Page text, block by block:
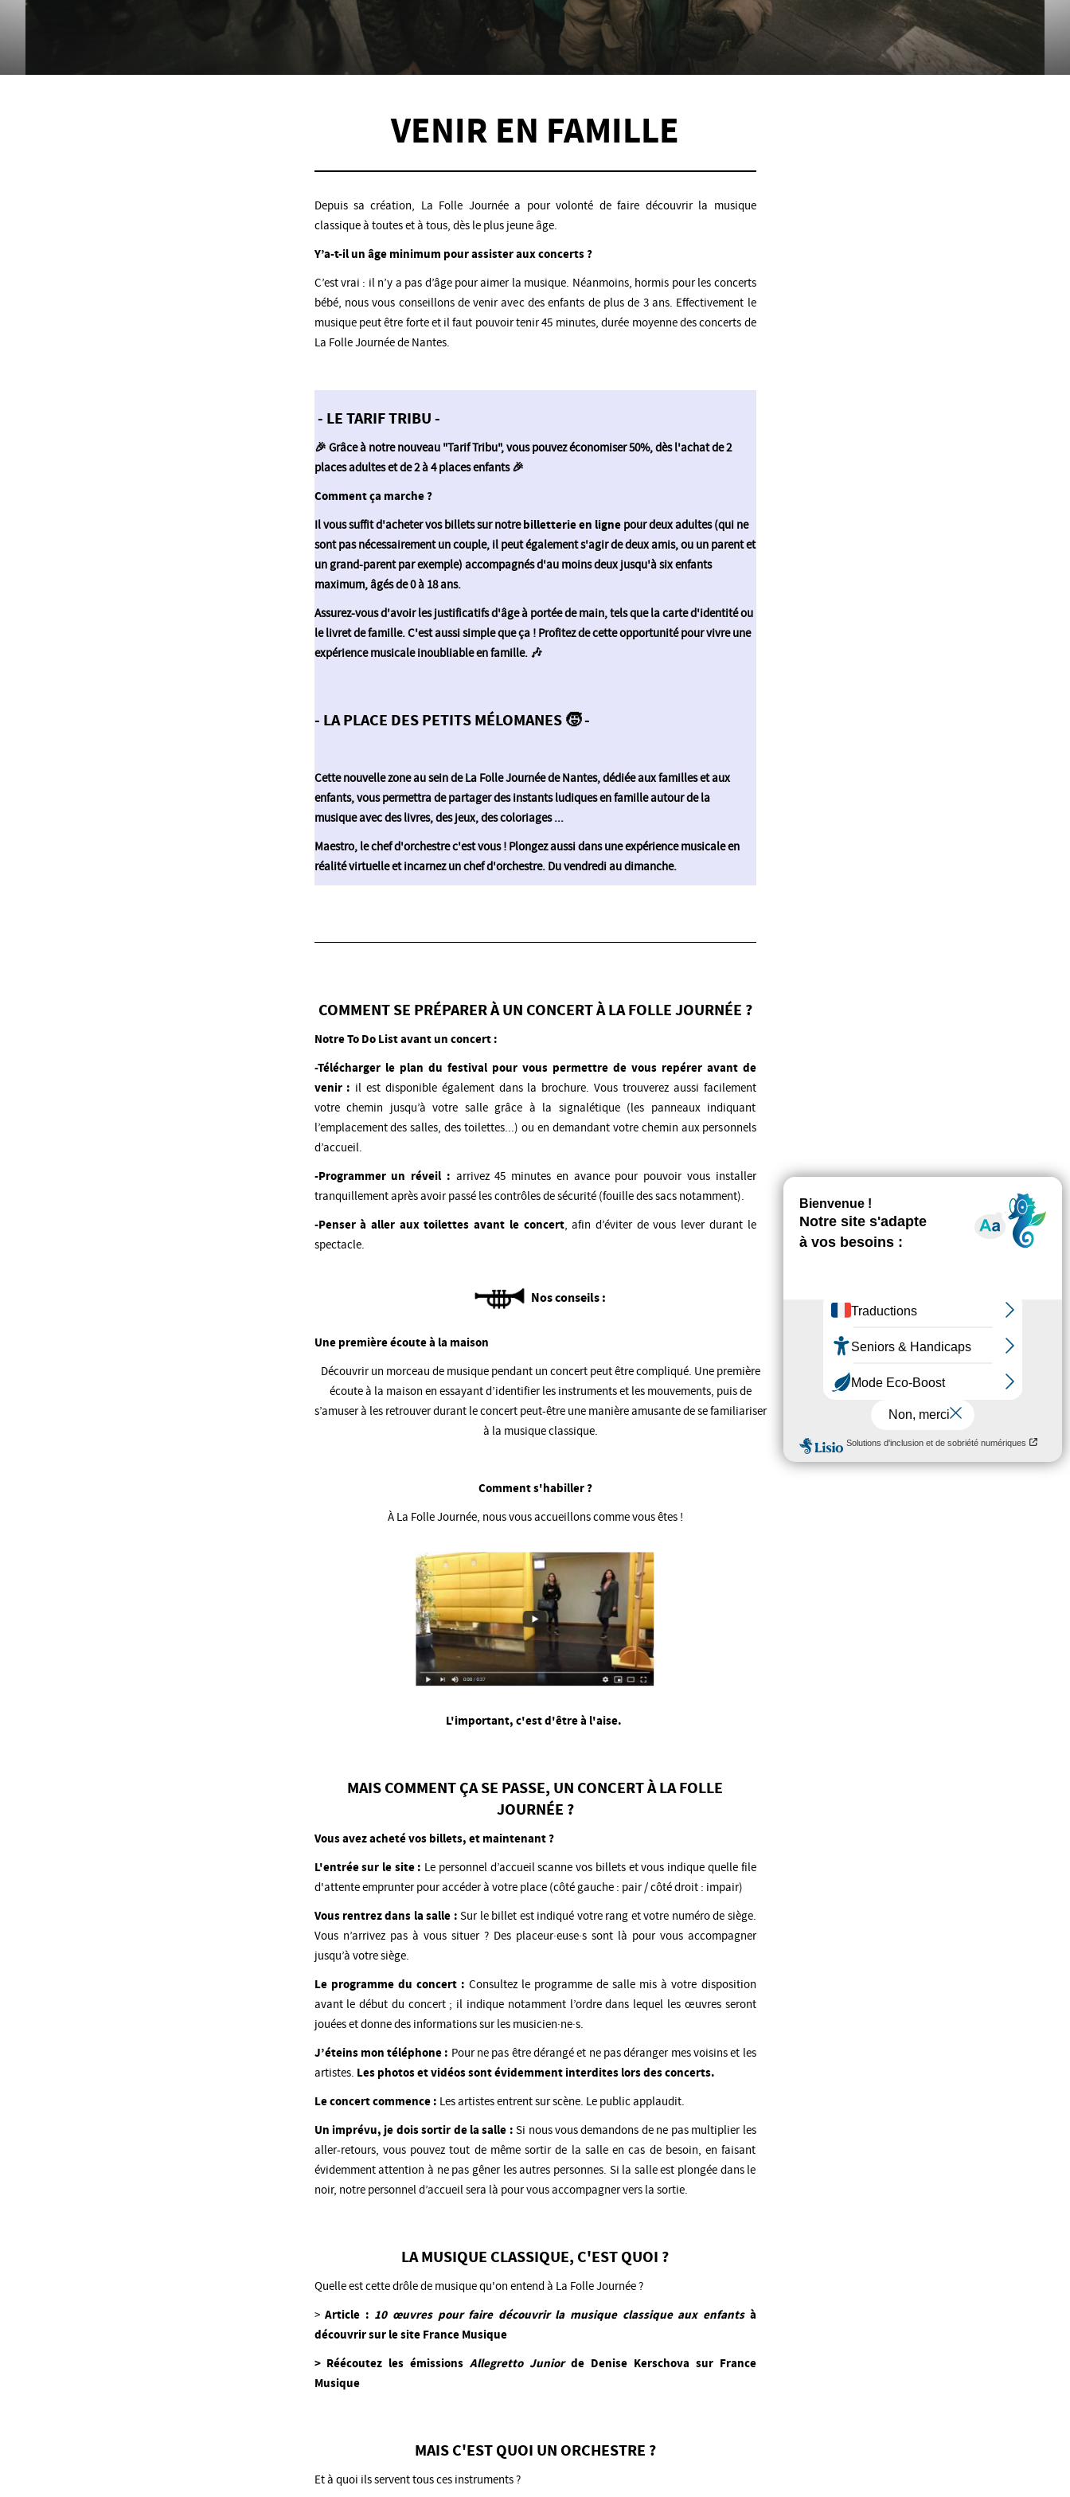
VENIR EN FAMILLE
Depuis sa création, La Folle Journée a pour volonté de faire découvrir la musique
classique à toutes et à tous, dès le plus jeune âge.
Y’a-t-il un âge minimum pour assister auxconcerts ?
C’est vrai : il n’y a pas d’âge pour aimer la musique. Néanmoins, hormis pour les concerts
bébé, nous vous conseillons de venir avec des enfants de plus de 3 ans. Effectivement le
musique peut être forte et il faut pouvoir tenir 45 minutes, durée moyenne des concerts de
La Folle Journée de Nantes.
- LE TARIF TRIBU -
🎉 Grâce à notre nouveau "Tarif Tribu", vous pouvez économiser 50%, dès l'achat de 2
places adultes et de 2 à 4 places enfants 🎉
Comment ça marche ?
Il vous suffit d'acheter vos billets sur notrebilletterie en ligne pour deux adultes (qui ne
sont pas nécessairement un couple, il peut également s'agir de deux amis, ou un parent et
un grand-parent par exemple) accompagnés d'au moins deux jusqu'à six enfants
maximum, âgés de 0 à 18 ans.
Assurez-vous d'avoir les justificatifs d'âge à portée de main, tels que la carte d'identité ou
le livret de famille. C'est aussi simple que ça ! Profitez de cette opportunité pour vivre une
expérience musicale inoubliable en famille. 🎶
- LA PLACE DES PETITS MÉLOMANES 🧒 -
Cette nouvelle zone au sein de La Folle Journée de Nantes, dédiée aux familles et aux
enfants, vous permettra de partager des instants ludiques en famille autour de la
musique avec des livres, des jeux, des coloriages ...
Maestro, le chef d'orchestre c'est vous ! Plongez aussi dans une expérience musicale en
réalité virtuelle et incarnez un chef d'orchestre. Du vendredi au dimanche.
COMMENT SE PRÉPARER À UN CONCERT À LA FOLLE JOURNÉE ?
Notre To Do List avant un concert :
-Télécharger le plan du festival pour vous permettre de vous repérer avant de
venir : il est disponible également dans la brochure. Vous trouverez aussi facilement
votre chemin jusqu’à votre salle grâce à la signalétique (les panneaux indiquant
l’emplacement des salles, des toilettes...) ou en demandant votre chemin aux personnels
d’accueil.
-Programmer un réveil : arrivez 45 minutes en avance pour pouvoir vous installer
tranquillement après avoir passé les contrôles de sécurité (fouille des sacs notamment).
-Penser à aller aux toilettes avant le concert, afin d’éviter de vous lever durant le
spectacle.
Nos conseils :
Une première écoute à la maison
Découvrir un morceau de musique pendant un concert peut être compliqué. Une première
écoute à la maison en essayant d’identifier les instruments et les mouvements, puis de
s’amuser à les retrouver durant le concert peut-être une manière amusante de se familiariser
à la musique classique.
Comment s'habiller ?
À La Folle Journée, nous vous accueillons comme vous êtes !
L'important, c'est d'être à l'aise.
MAIS COMMENT ÇA SE PASSE, UN CONCERT À LA FOLLE
JOURNÉE ?
Vous avez acheté vos billets, et maintenant ?
L'entrée sur le site : Le personnel d’accueil scanne vos billets et vous indique quelle file
d'attente emprunter pour accéder à votre place (côté gauche : pair / côté droit : impair)
Vous rentrez dans la salle : Sur le billet est indiqué votre rang et votre numéro de siège.
Vous n’arrivez pas à vous situer ? Des placeur·euse·s sont là pour vous accompagner
jusqu’à votre siège.
Le programme du concert : Consultez le programme de salle mis à votre disposition
avant le début du concert ; il indique notamment l’ordre dans lequel les œuvres seront
jouées et donne des informations sur les musicien·ne·s.
J’éteins mon téléphone : Pour ne pas être dérangé et ne pas déranger mes voisins et les
artistes. Les photos et vidéos sont évidemment interdites lors des concerts.
Le concert commence : Les artistes entrent sur scène. Le public applaudit.
Un imprévu, je dois sortir de la salle : Si nous vous demandons de ne pas multiplier les
aller-retours, vous pouvez tout de même sortir de la salle en cas de besoin, en faisant
évidemment attention à ne pas gêner les autres personnes. Si la salle est plongée dans le
noir, notre personnel d’accueil sera là pour vous accompagner vers la sortie.
LA MUSIQUE CLASSIQUE, C'EST QUOI ?
Quelle est cette drôle de musique qu'on entend à La Folle Journée ?
>Article : 10 œuvres pour faire découvrir la musique classique aux enfantsà
découvrir sur le site France Musique
> Réécoutez les émissionsAllegretto Juniorde Denise Kerschova sur France
Musique
MAIS C'EST QUOI UN ORCHESTRE ?
Et à quoi ils servent tous ces instruments ?